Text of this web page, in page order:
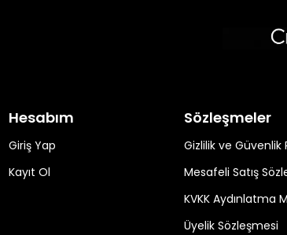
Hesabım
Giriş Yap
Kayıt Ol
Sözleşmeler
Gizlilik ve Güvenlik
Mesafeli Satış
KVKK Aydınlatma
Üyelik Sözleşmesi